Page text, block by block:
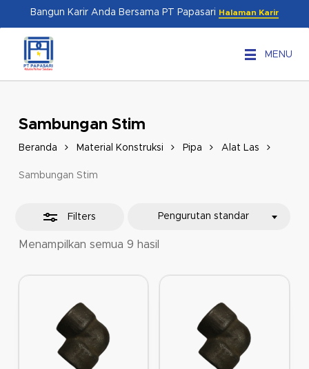
content
Bangun Karir Anda Bersama PT Papasari Halaman Karir
MENU
Sambungan Stim
Beranda Material Konstruksi Pipa Alat Las
Sambungan Stim
Filters
Menampilkan semua 9 hasil
Pengurutan standar
Close
Menu